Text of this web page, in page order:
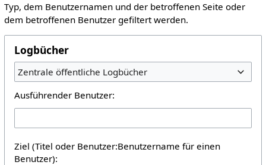
Typ, dem Benutzernamen und der betroffenen Seite oder
dem betroffenen Benutzer gefiltert werden.
Logbücher
Zentrale öffentliche Logbücher
Ausführender Benutzer:
Ziel (Titel oder Benutzer:Benutzername für einen
Benutzer):